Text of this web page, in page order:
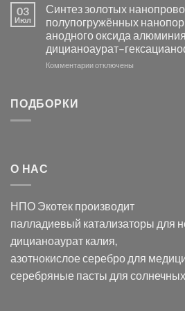
в
видимом
свете
с
помощью
модификации
серебра
с
электродов
серебра
и
03
Июл
Синтез золотых
полупогружённых
анодного оксида
Комментариик
оксида
в
электролите
калий
дицианоаурат–
гексацианоферрата
отключены
ПОДБОРКИ
О НАС
НПО Экотек производит
палладиевый катализаторы для
дицианоаурат калия,
азотнокислое серебро для
серебряные пасты для